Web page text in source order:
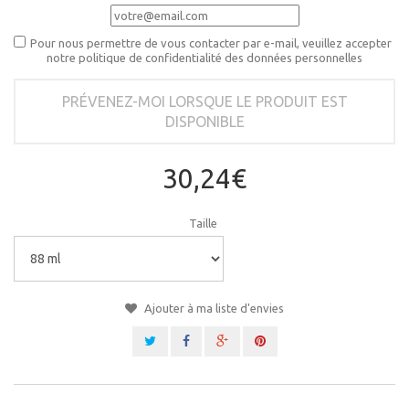
Pour nous permettre de vous contacter par e-mail, veuillez accepter
notre politique de confidentialité des données personnelles
PRÉVENEZ-MOI LORSQUE LE PRODUIT EST
DISPONIBLE
30,24€
Taille
Ajouter à ma liste d'envies